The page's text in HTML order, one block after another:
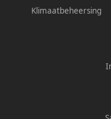
Klimaatbeheersing